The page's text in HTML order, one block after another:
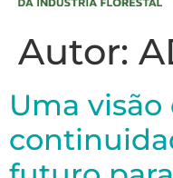
Autor:
Uma visão